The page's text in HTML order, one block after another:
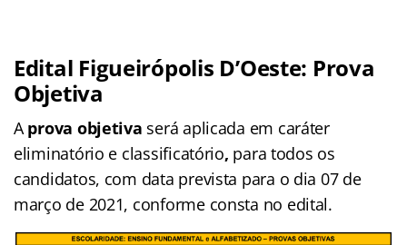
Edital Figueirópolis D’Oeste: Prova
Objetiva
Aprova objetiva será aplicada em caráter
eliminatório e classificatório, para todos os
candidatos, com data prevista para o dia 07 de
março de 2021, conforme consta no edital.